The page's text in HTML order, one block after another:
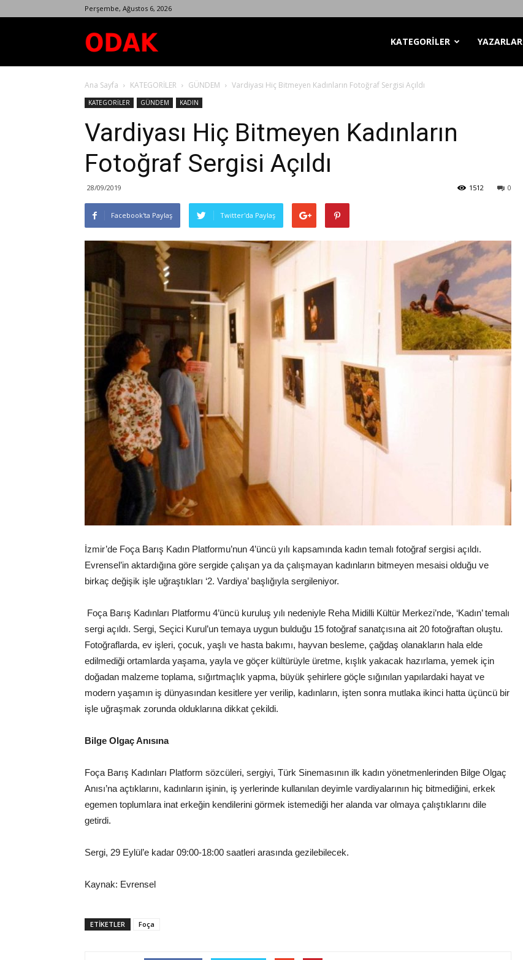
Perşembe, Ağustos 6, 2026
Dergisi
KATEGORİLER YAZARLAR
Ana Sayfa KATEGORİLER GÜNDEM Vardiyası Hiç Bitmeyen Kadınların Fotoğraf Sergisi Açıldı
KATEGORİLER GÜNDEM KADIN
Vardiyası Hiç Bitmeyen Kadınların
Fotoğraf Sergisi Açıldı
28/09/2019 0
1512
Facebook'ta Paylaş Twitter'da Paylaş
İzmir’de Foça Barış Kadın Platformu’nun 4’üncü yılı kapsamında kadın temalı fotoğraf sergisi açıldı.
Evrensel’in aktardığına göre sergide çalışan ya da çalışmayan kadınların bitmeyen mesaisi olduğu ve
birkaç değişik işle uğraştıkları ‘2. Vardiya’ başlığıyla sergileniyor.
Foça Barış Kadınları Platformu 4’üncü kuruluş yılı nedeniyle Reha Midilli Kültür Merkezi’nde, ‘Kadın’ temalı
sergi açıldı. Sergi, Seçici Kurul’un temaya uygun bulduğu 15 fotoğraf sanatçısına ait 20 fotoğraftan oluştu.
Fotoğraflarda, ev işleri, çocuk, yaşlı ve hasta bakımı, hayvan besleme, çağdaş olanakların hala elde
edilmediği ortamlarda yaşama, yayla ve göçer kültürüyle üretme, kışlık yakacak hazırlama, yemek için
doğadan malzeme toplama, sığırtmaçlık yapma, büyük şehirlere göçle sığınılan yapılardaki hayat ve
modern yaşamın iş dünyasından kesitlere yer verilip, kadınların, işten sonra mutlaka ikinci hatta üçüncü bir
işle uğraşmak zorunda olduklarına dikkat çekildi.
Bilge Olgaç Anısına
Foça Barış Kadınları Platform sözcüleri, sergiyi, Türk Sinemasının ilk kadın yönetmenlerinden Bilge Olgaç
Anısı’na açtıklarını, kadınların işinin, iş yerlerinde kullanılan deyimle vardiyalarının hiç bitmediğini, erkek
egemen toplumlara inat erkeğin kendilerini görmek istemediği her alanda var olmaya çalıştıklarını dile
getirdi.
Sergi, 29 Eylül’e kadar 09:00-18:00 saatleri arasında gezilebilecek.
Kaynak: Evrensel
ETIKETLER Foça